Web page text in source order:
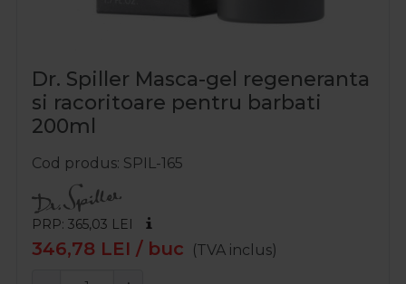
Dr. Spiller Masca-gel regeneranta
si racoritoare pentru barbati
200ml
Cod produs SPIL-165
PRP: 365,03 LEI
346,78 LEI / buc (TVA inclus)